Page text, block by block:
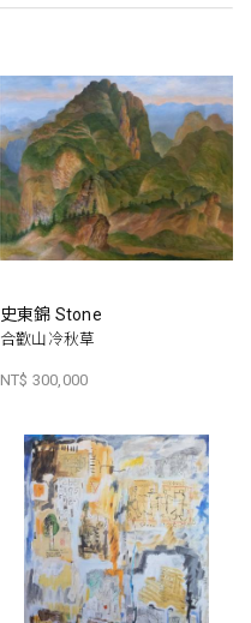
史東錦 Stone
合歡山冷秋草
NT$ 300,000